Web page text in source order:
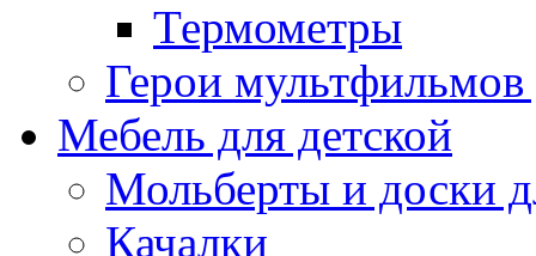
Термометры
Герои
Мебель для детской
Мольберты и доски
Качалки